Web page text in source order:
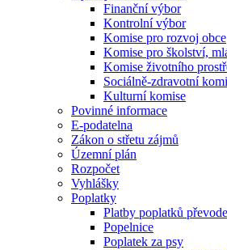
Finanční výbor
Kontrolní výbor
Komise pro rozvoj obce
Komise pro školství,
Komise životního
Sociálně-zdravotní
Kulturní komise
Povinné informace
E-podatelna
Zákon o střetu zájmů
Územní plán
Rozpočet
Vyhlášky
Poplatky
Platby poplatků
Popelnice
Poplatek za psy